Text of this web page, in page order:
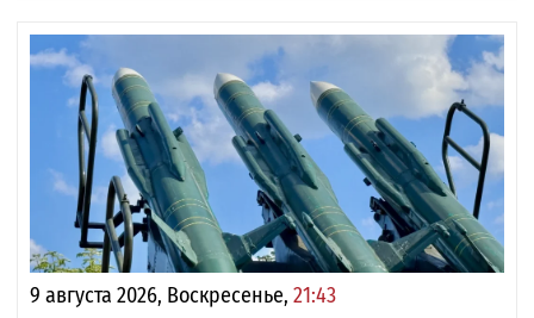
9 августа 2026, Воскресенье, 21:43